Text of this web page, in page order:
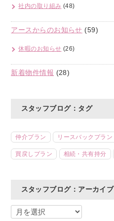
社内の取り組み (48)
アースからのお知らせ (59)
休暇のお知らせ (26)
新着物件情報 (28)
スタッフブログ：タグ
仲介プラン リースバックプラン
買戻しプラン 相続・共有持分
スタッフブログ：アーカイブ